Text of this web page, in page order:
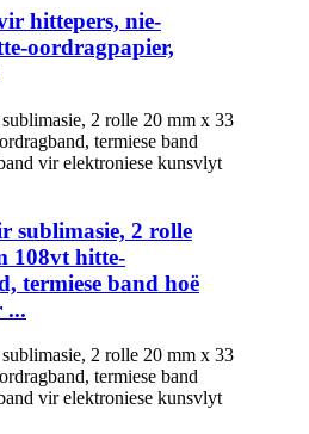
hittepers, nie-
oordragpapier,
sublimasie, 2 rolle
108vt hitte-
termiese band hoë
...